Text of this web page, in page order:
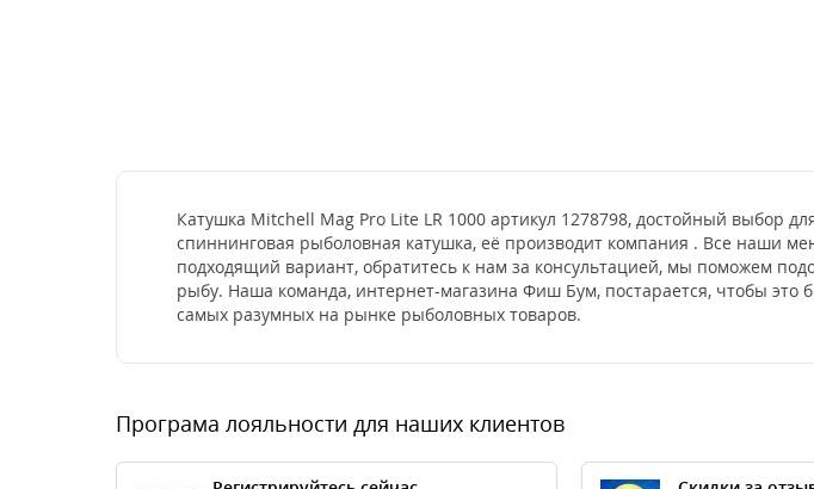
Катушка Mitchell Mag Pro Lite LR 1000 артикул 1278798, достойный выбор
спиннинговая рыболовная катушка, её производит компания . Все наши
подходящий вариант, обратитесь к нам за консультацией, мы поможем
рыбу. Наша команда, интернет-магазина Фиш Бум, постарается, чтобы
самых разумных на рынке рыболовных товаров.
Програма лояльности для наших клиентов